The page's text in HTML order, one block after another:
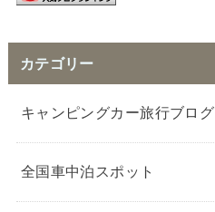
カテゴリー
キャンピングカー旅行ブログ
全国車中泊スポット